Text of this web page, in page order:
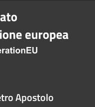
Apostolo